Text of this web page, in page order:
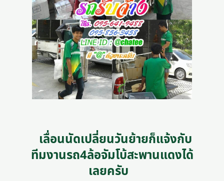
เลื่อนนัดเปลี่ยนวันย้ายก็แจ้งกับ
ทีมงานรถ4ล้อจัมโบ้สะพานแดงได้
เลยครับ